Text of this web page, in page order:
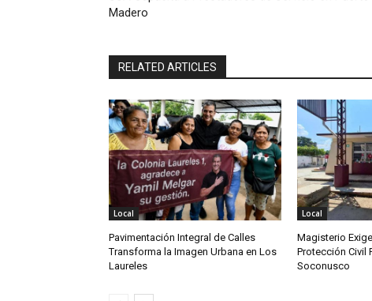
Madero
RELATED ARTICLES
Local
Pavimentación Integral de Calles
Transforma la Imagen Urbana en Los
Laureles
Local
Magisterio
Protección Civil
Soconusco